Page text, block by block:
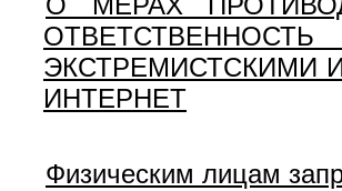
ЭКСТРЕМИСТСКИМИ
ИНТЕРНЕТ
Физическим лицам